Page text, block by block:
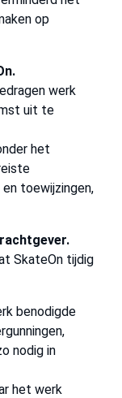
op
werk
uit te
het
toewijzingen,
SkateOn tijdig
benodigde
nodig in
het werk